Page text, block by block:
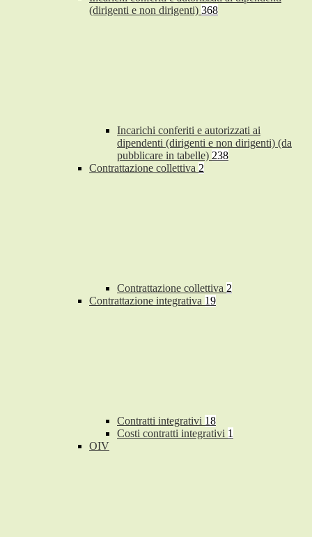
(dirigenti e non dirigenti) 368
Incarichi conferiti e autorizzati ai
dipendenti (dirigenti e non dirigenti) (da
pubblicare in tabelle) 238
Contrattazione collettiva 2
Contrattazione collettiva 2
Contrattazione integrativa 19
Contratti integrativi 18
Costi contratti integrativi 1
OIV